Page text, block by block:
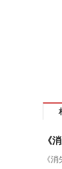
《
《